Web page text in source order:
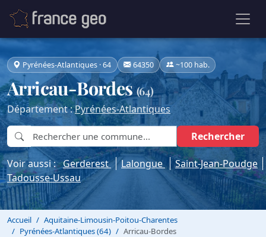
Pyrénées-Atlantiques · 64 64350 ~100 hab.
Arricau-Bordes(64)
Département :Pyrénées-Atlantiques
Rechercher
Voir aussi :Gerderest Lalongue
Saint-Jean-Poudge
Tadousse-Ussau
Accueil
Aquitaine-Limousin-Poitou-Charentes
Pyrénées-Atlantiques (64)
Arricau-Bordes